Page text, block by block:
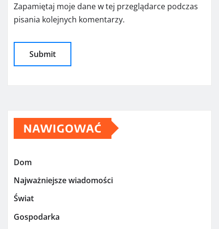
Zapamiętaj moje dane w tej przeglądarce podczas
pisania kolejnych komentarzy.
NAWIGOWAĆ
Dom
Najważniejsze wiadomości
Świat
Gospodarka